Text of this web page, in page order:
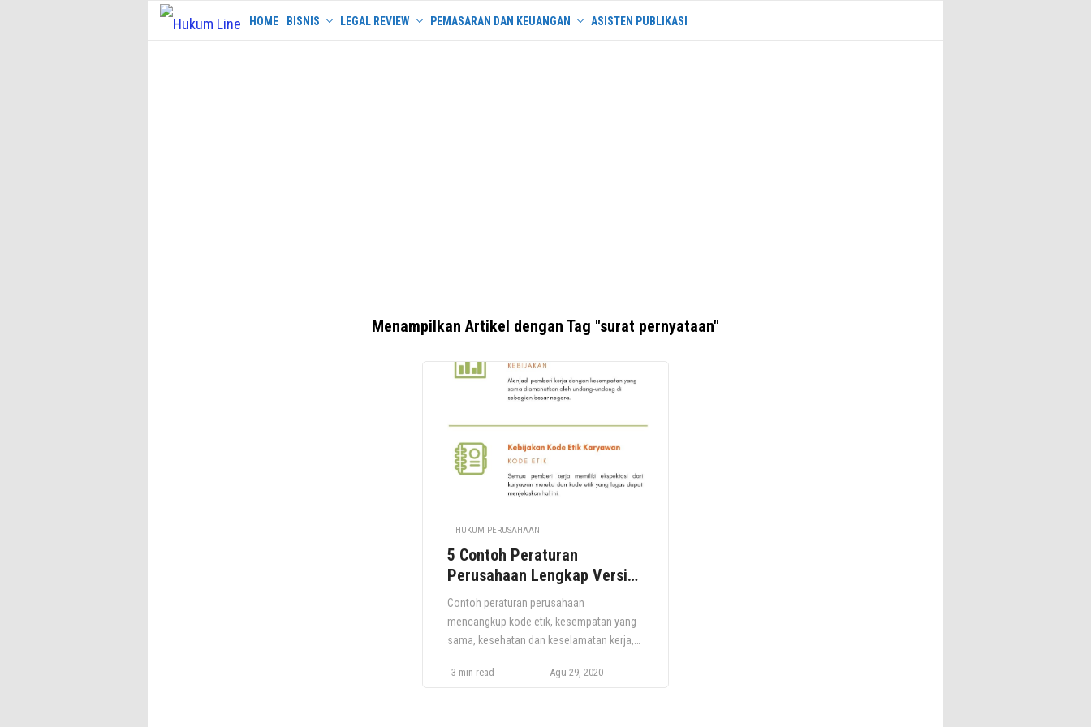
Skip
HOME BISNIS LEGAL REVIEW PEMASARAN DAN KEUANGAN ASISTEN PUBLIKASI
Menampilkan Artikel dengan Tag "surat pernyataan"
HUKUM PERUSAHAAN
5 Contoh Peraturan
Perusahaan Lengkap Versi
Doc
Contoh peraturan perusahaan
mencangkup kode etik, kesempatan yang
sama, kesehatan dan keselamatan kerja,
dan prosedur perusahaan merupakan
3 min read Agu 29, 2020